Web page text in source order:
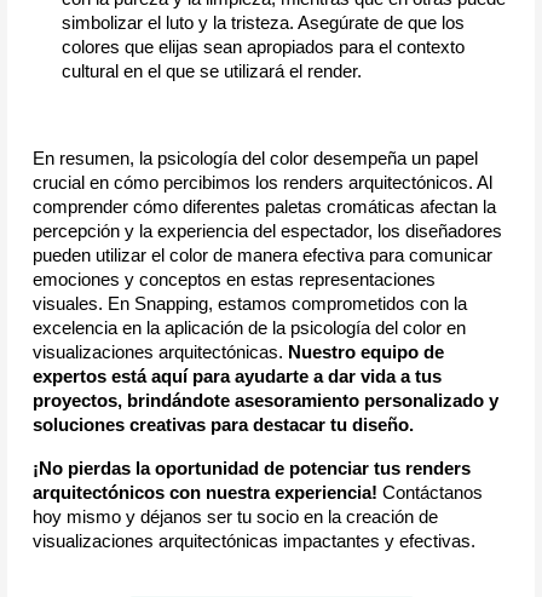
simbolizar el luto y la tristeza. Asegúrate de que los
colores que elijas sean apropiados para el contexto
cultural en el que se utilizará el render.
En resumen, la psicología del color desempeña un papel
crucial en cómo percibimos los renders arquitectónicos. Al
comprender cómo diferentes paletas cromáticas afectan la
percepción y la experiencia del espectador, los diseñadores
pueden utilizar el color de manera efectiva para comunicar
emociones y conceptos en estas representaciones
visuales. En Snapping, estamos comprometidos con la
excelencia en la aplicación de la psicología del color en
visualizaciones arquitectónicas. Nuestro equipo de
expertos está aquí para ayudarte a dar vida a tus
proyectos, brindándote asesoramiento personalizado y
soluciones creativas para destacar tu diseño.
¡No pierdas la oportunidad de potenciar tus renders
arquitectónicos con nuestra experiencia! Contáctanos
hoy mismo y déjanos ser tu socio en la creación de
visualizaciones arquitectónicas impactantes y efectivas.